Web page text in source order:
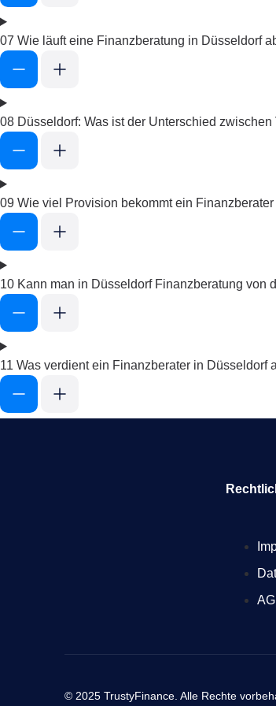
07 Wie läuft eine Finanzberatung in Düsseldorf
08 Düsseldorf: Was ist der Unterschied
09 Wie viel Provision bekommt ein
10 Kann man in Düsseldorf Finanzberatung von
11 Was verdient ein Finanzberater in Düsseldorf
© 2025 TrustyFinance. Alle Rechte